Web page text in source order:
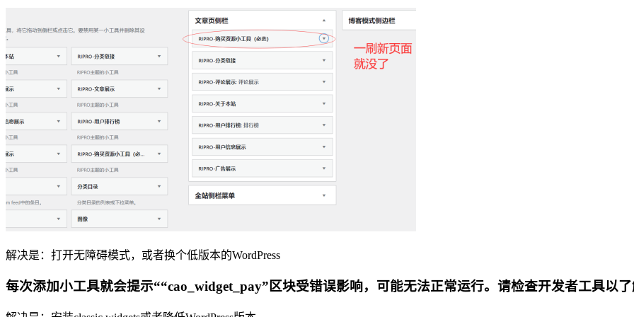
解决是：打开无障碍模式，或者换个低版本的WordPress
每次添加小工具就会提示““cao_widget_pay”区块受错误影响，可能无法正常运行。请检查开发者工具以